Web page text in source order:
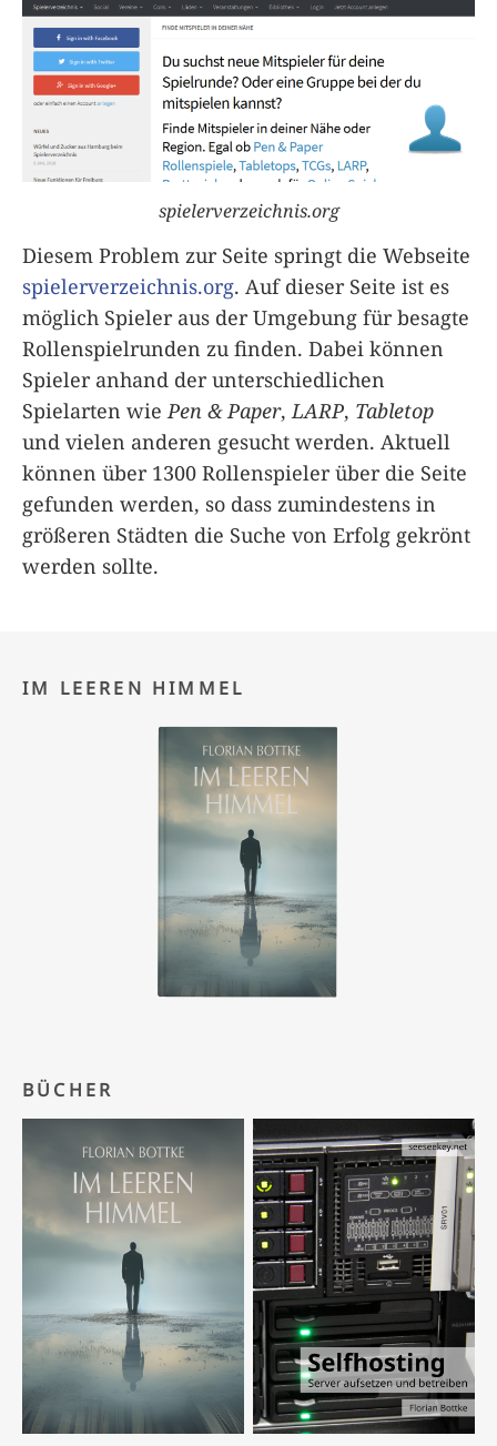
spielerverzeichnis.org
Diesem Problem zur Seite springt die Webseite
spielerverzeichnis.org. Auf dieser Seite ist es
möglich Spieler aus der Umgebung für besagte
Rollenspielrunden zu finden. Dabei können
Spieler anhand der unterschiedlichen
Spielarten wiePen & Paper,LARP, Tabletop
und vielen anderen gesucht werden. Aktuell
können über 1300 Rollenspieler über die Seite
gefunden werden, so dass zumindestens in
größeren Städten die Suche von Erfolg gekrönt
werden sollte.
IM LEEREN HIMMEL
BÜCHER